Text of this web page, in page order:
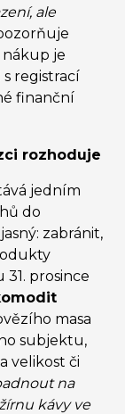
ale
je
registrací
finanční
rozhoduje
jedním
do
zabránit,
prosince
masa
subjektu,
velikost či
na
kávy ve